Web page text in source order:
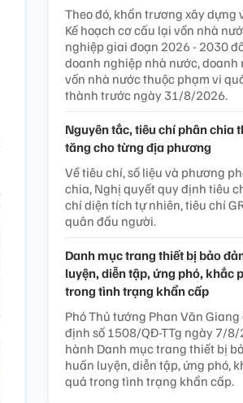
Theo đó, khẩn trương xây dựng
Kế hoạch cơ cấu lại vốn nhà
nghiệp giai đoạn 2026 - 2030
doanh nghiệp nhà nước, doanh
vốn nhà nước thuộc phạm vi
thành trước ngày 31/8/2026.
Nguyên tắc, tiêu chí phân chia
tăng cho từng địa phương
Về tiêu chí, số liệu và phương
chia, Nghị quyết quy định tiêu
chí diện tích tự nhiên, tiêu chí
quân đầu người.
Danh mục trang thiết bị bảo
luyện, diễn tập, ứng phó, khắc
trong tình trạng khẩn cấp
Phó Thủ tướng Phan Văn
định số 1508/QĐ-TTg ngày 7/
hành Danh mục trang thiết bị
huấn luyện, diễn tập, ứng phó,
quả trong tình trạng khẩn cấp.